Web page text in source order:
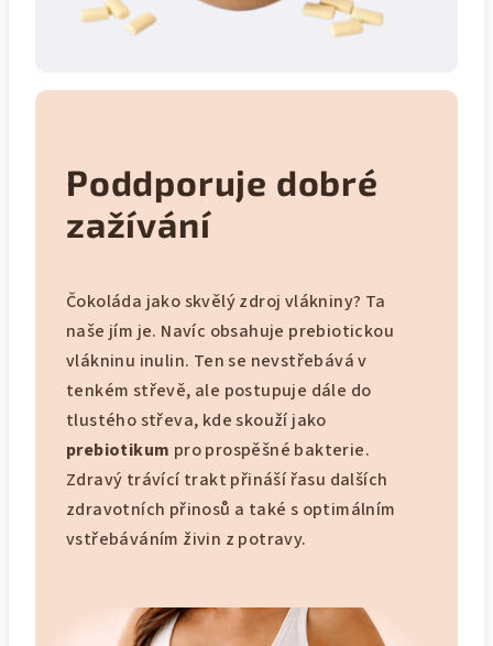
Poddporuje dobré
zažívání
Čokoláda jako skvělý zdroj vlákniny? Ta
naše jím je. Navíc obsahuje prebiotickou
vlákninu inulin. Ten se nevstřebává v
tenkém střevě, ale postupuje dále do
tlustého střeva, kde skouží jako
prebiotikum pro prospěšné bakterie.
Zdravý trávící trakt přináší řasu dalších
zdravotních přinosů a také s optimálním
vstřebáváním živin z potravy.